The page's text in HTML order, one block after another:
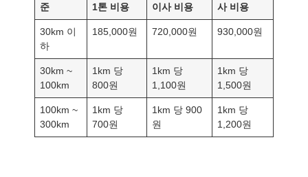
준
1톤 비용
이사 비용
사 비용
30km 이
하
185,000원 720,000원 930,000원
30km ~
100km
1km 당
800원
1km 당
1,100원
1km 당
1,500원
100km ~
300km
1km 당
700원
1km 당 900
원
1km 당
1,200원